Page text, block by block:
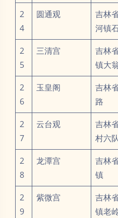
2
4
圆通观
吉林
河镇
2
5
三清宫
吉林
镇大
2
6
玉皇阁
吉林
路
2
7
云台观
吉林
村六队
2
8
龙潭宫
吉林
镇
2
9
紫微宫
吉林
镇老